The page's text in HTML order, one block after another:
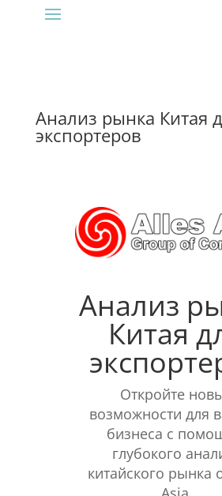
Анализ рынка Китая
экспортеров
Анализ
Китая
Откройте
возможности для
бизнеса с
глубокого
китайского рынка